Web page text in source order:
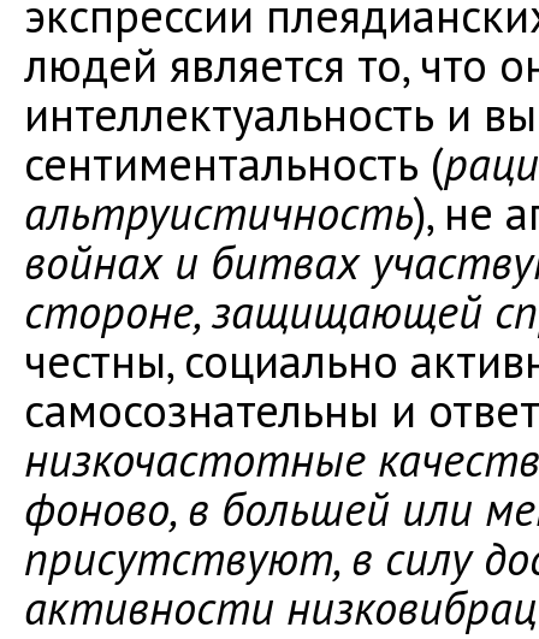
экспрессии
людей является то, что
интеллектуальность и
сентиментальность (
альтруистичность), не
войнах и битвах
стороне, защищающей
честны, социально
самосознательны и
низкочастотные
фоново, в большей или
присутствуют, в силу
активности